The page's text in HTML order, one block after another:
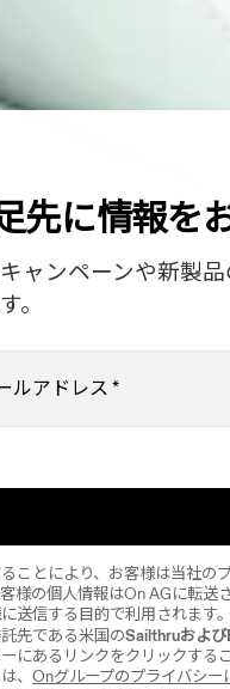
先に情報を
ャンペーンや新製
。
ルアドレス *
ことにより、お客様は当社の
様の個人情報はOn AGに転送
送信する目的で利用されます
先である米国のSailthruおよび
にあるリンクをクリックする
、 Onグループのプライバシー